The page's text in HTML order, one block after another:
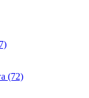
(72)